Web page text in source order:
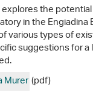
the
in the Engiadina
various types of
suggestions for a
Murer(pdf)